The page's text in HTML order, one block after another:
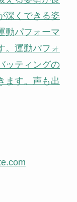
深くできる姿
動パフォーマ
。運動パフォ
ッティングの
ます。声も出